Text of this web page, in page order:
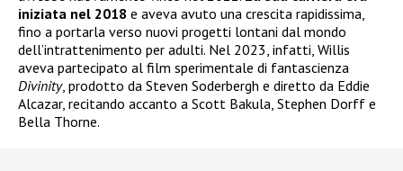
iniziata nel 2018 e aveva avuto una crescita rapidissima,
fino a portarla verso nuovi progetti lontani dal mondo
dell’intrattenimento per adulti. Nel 2023, infatti, Willis
aveva partecipato al film sperimentale di fantascienza
Divinity, prodotto da Steven Soderbergh e diretto da Eddie
Alcazar, recitando accanto a Scott Bakula, Stephen Dorff e
Bella Thorne.